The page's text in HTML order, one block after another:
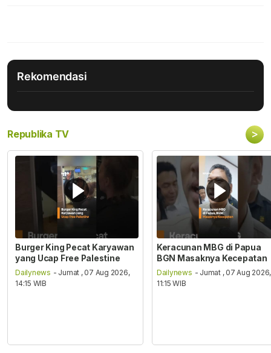
Rekomendasi
Republika TV >
Burger King Pecat Karyawan
yang Ucap Free Palestine
Dailynews - Jumat , 07 Aug 2026,
14:15 WIB
Keracunan MBG di Papua
BGN Masaknya Kecepatan
Dailynews - Jumat , 07 Aug 2026,
11:15 WIB